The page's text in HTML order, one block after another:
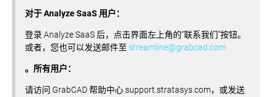
对于 Analyze SaaS 用户：
登录 Analyze SaaS 后，点击界面左上角的“联系我们”按钮。
或者，您也可以发送邮件至 streamline@grabcad.com
。所有用户：
请访问 GrabCAD 帮助中心 support.stratasys.com，或发送